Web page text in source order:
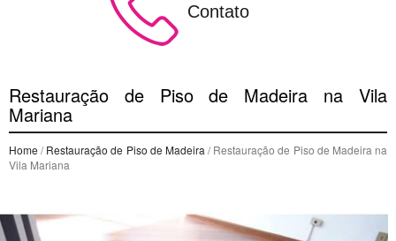
Contato
Restauração de Piso de Madeira na Vila
Mariana
Home /Restauração de Piso de Madeira / Restauração de Piso de Madeira na
Vila Mariana